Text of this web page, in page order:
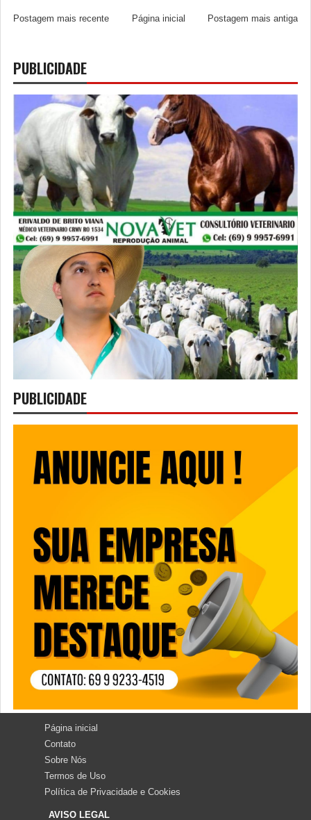
Postagem mais recente Postagem mais antiga
Página inicial
PUBLICIDADE
PUBLICIDADE
Página inicial
Contato
Sobre Nós
Termos de Uso
Política de Privacidade e Cookies
AVISO LEGAL